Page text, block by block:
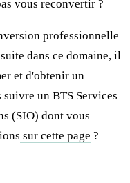
vous reconvertir ?
professionnelle
dans ce domaine, il
et d'obtenir un
un BTS Services
(SIO) dont vous
sur cette page ?